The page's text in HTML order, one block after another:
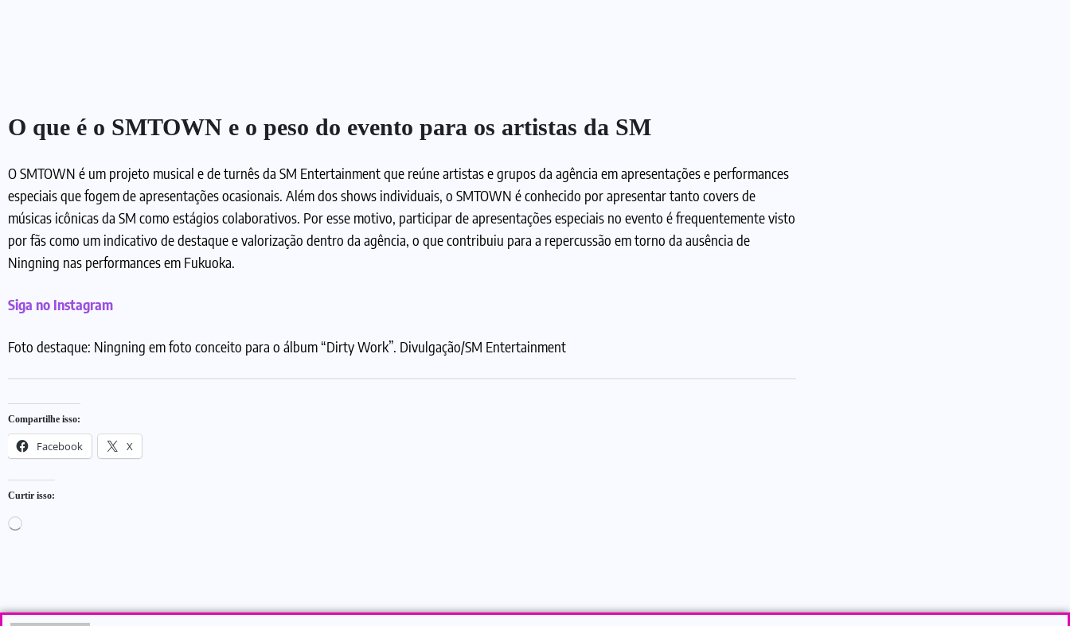
O que é o SMTOWN e o peso do evento para os artistas da SM
O SMTOWN é um projeto musical e de turnês da SM Entertainment que reúne artistas e grupos da agência em apresentações e performances
especiais que fogem de apresentações ocasionais. Além dos shows individuais, o SMTOWN é conhecido por apresentar tanto covers de
músicas icônicas da SM como estágios colaborativos. Por esse motivo, participar de apresentações especiais no evento é frequentemente visto
por fãs como um indicativo de destaque e valorização dentro da agência, o que contribuiu para a repercussão em torno da ausência de
Ningning nas performances em Fukuoka.
Siga no Instagram
Foto destaque: Ningning em foto conceito para o álbum “Dirty Work”. Divulgação/SM Entertainment
Compartilhe isso:
Facebook X
Curtir isso: